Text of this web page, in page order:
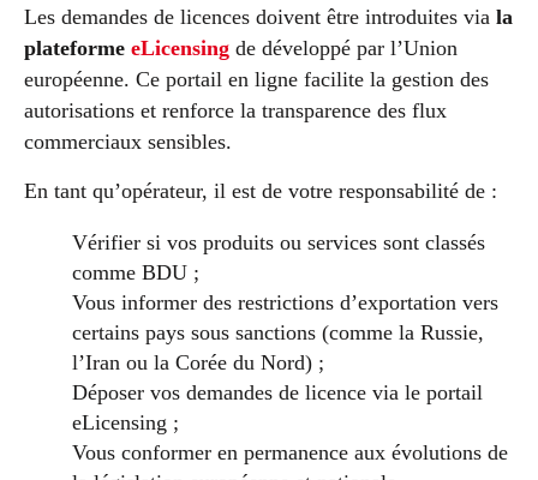
Les demandes de licences doivent être introduites via la
plateforme eLicensing de développé par l’Union
européenne. Ce portail en ligne facilite la gestion des
autorisations et renforce la transparence des flux
commerciaux sensibles.
En tant qu’opérateur, il est de votre responsabilité de :
Vérifier si vos produits ou services sont classés
comme BDU ;
Vous informer des restrictions d’exportation vers
certains pays sous sanctions (comme la Russie,
l’Iran ou la Corée du Nord) ;
Déposer vos demandes de licence via le portail
eLicensing ;
Vous conformer en permanence aux évolutions de